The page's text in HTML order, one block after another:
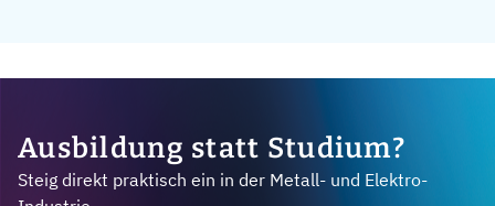
Ausbildung statt Studium?
Steig direkt praktisch ein in der Metall- und Elektro-